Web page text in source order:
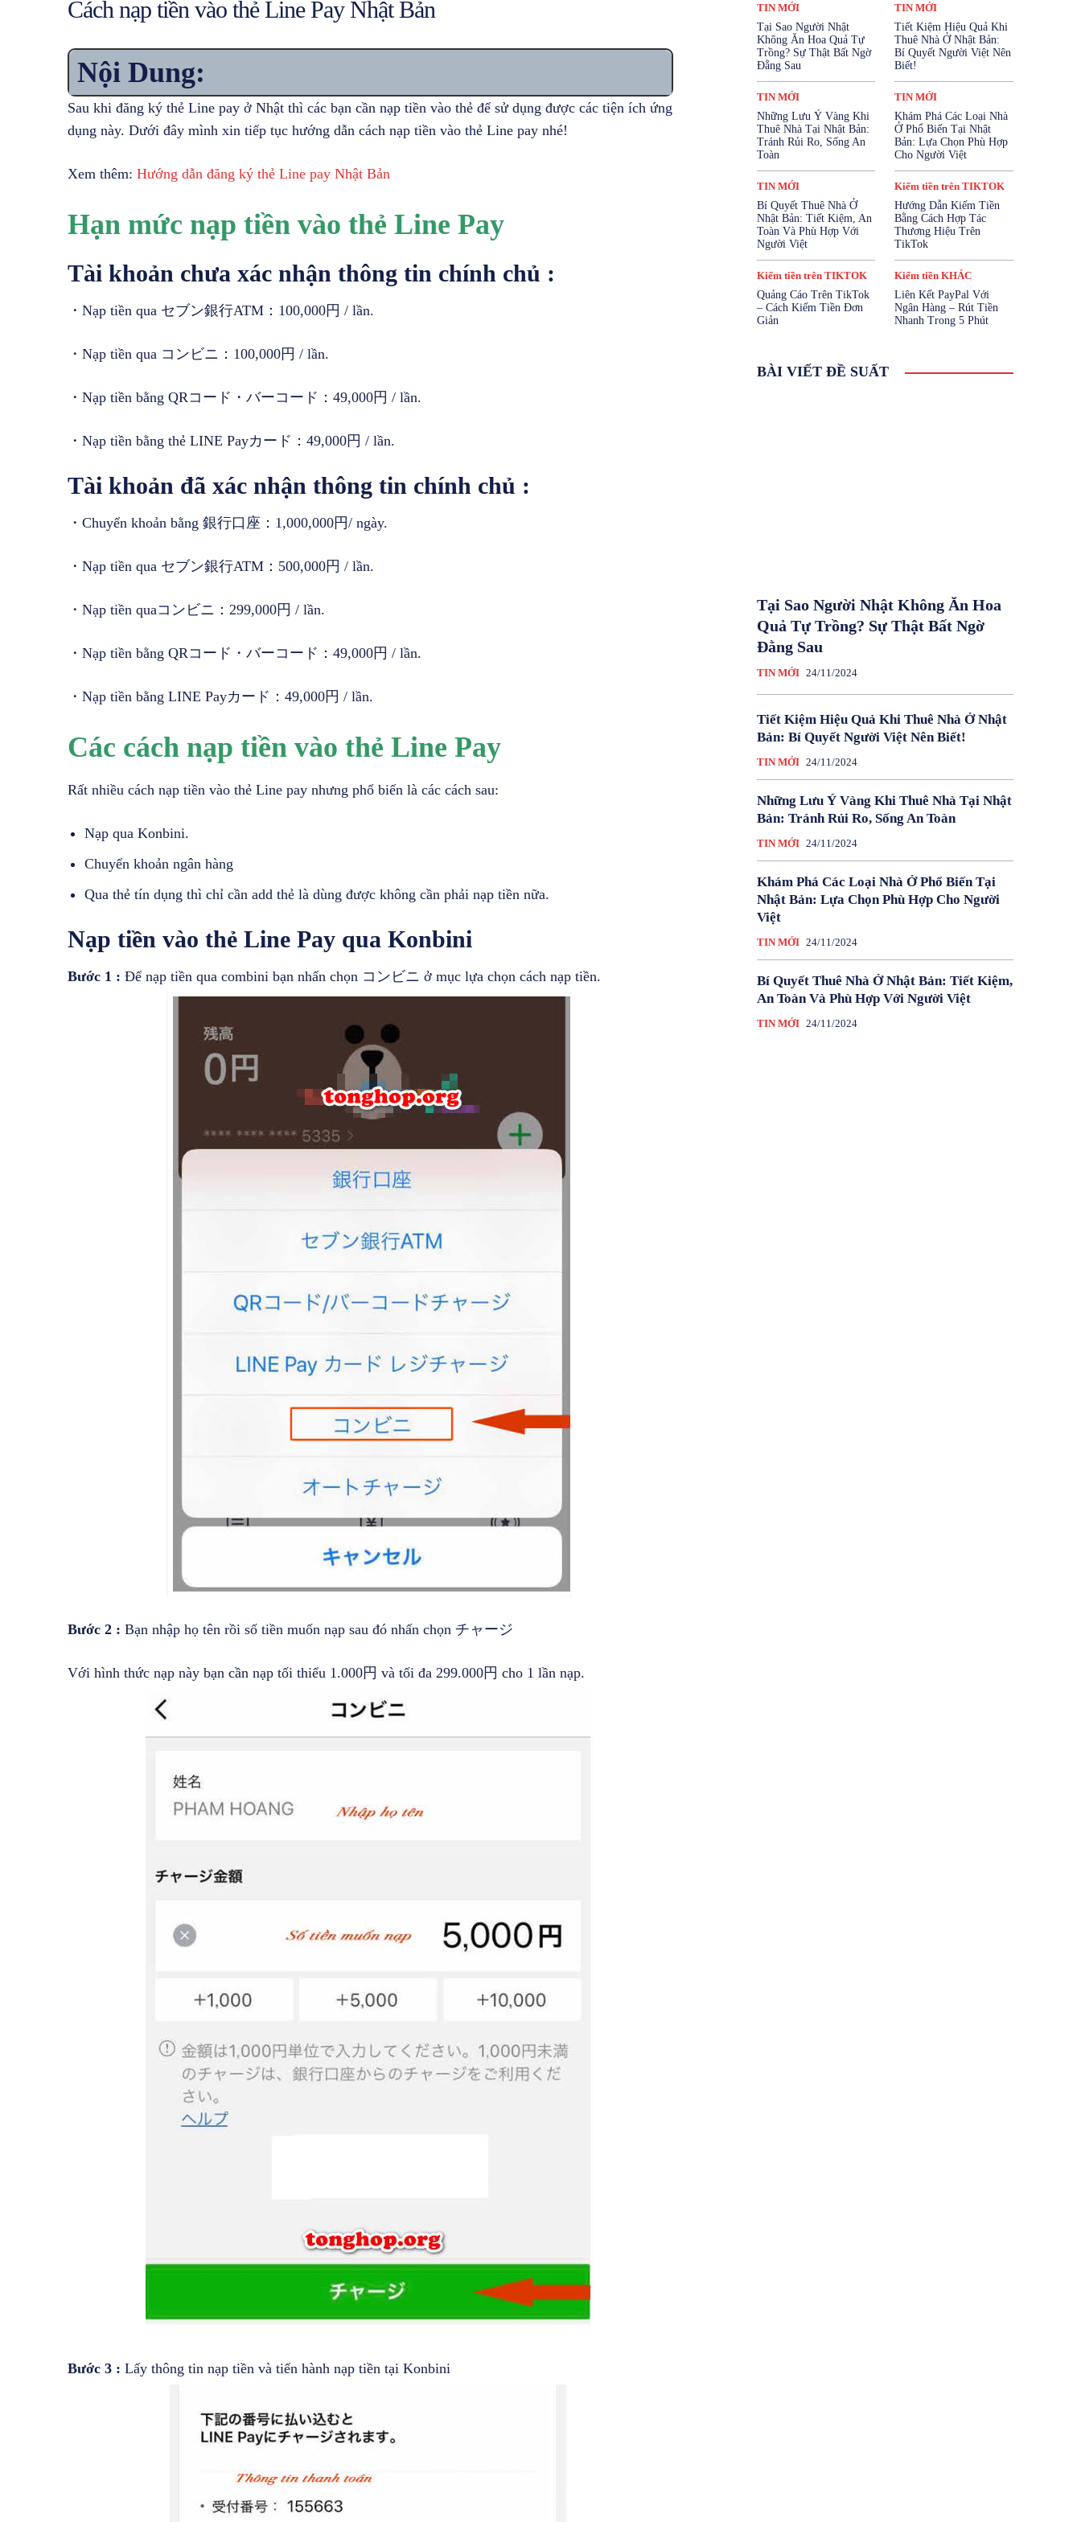
Cách nạp tiền vào thẻ Line Pay Nhật Bản
Nội Dung:
Sau khi đăng ký thẻ Line pay ở Nhật thì các bạn cần nạp tiền vào thẻ để sử dụng được các tiện ích ứng
dụng này. Dưới đây mình xin tiếp tục hướng dẫn cách nạp tiền vào thẻ Line pay nhé!
Xem thêm: Hướng dẫn đăng ký thẻ Line pay Nhật Bản
Hạn mức nạp tiền vào thẻ Line Pay
Tài khoản chưa xác nhận thông tin chính chủ :
・Nạp tiền qua セブン銀行ATM：100,000円 / lần.
・Nạp tiền qua コンビニ：100,000円 / lần.
・Nạp tiền bằng QRコード・バーコード：49,000円 / lần.
・Nạp tiền bằng thẻ LINE Payカード：49,000円 / lần.
Tài khoản đã xác nhận thông tin chính chủ :
・Chuyển khoản bằng 銀行口座：1,000,000円/ ngày.
・Nạp tiền qua セブン銀行ATM：500,000円 / lần.
・Nạp tiền quaコンビニ：299,000円 / lần.
・Nạp tiền bằng QRコード・バーコード：49,000円 / lần.
・Nạp tiền bằng LINE Payカード：49,000円 / lần.
Các cách nạp tiền vào thẻ Line Pay
Rất nhiều cách nạp tiền vào thẻ Line pay nhưng phổ biến là các cách sau:
Nạp qua Konbini.
Chuyển khoản ngân hàng
Qua thẻ tín dụng thì chỉ cần add thẻ là dùng được không cần phải nạp tiền nữa.
Nạp tiền vào thẻ Line Pay qua Konbini
Bước 1 : Để nạp tiền qua combini bạn nhấn chọn コンビニ ở mục lựa chọn cách nạp tiền.
Bước 2 : Bạn nhập họ tên rồi số tiền muốn nạp sau đó nhấn chọn チャージ
Với hình thức nạp này bạn cần nạp tối thiểu 1.000円 và tối đa 299.000円 cho 1 lần nạp.
Bước 3 : Lấy thông tin nạp tiền và tiến hành nạp tiền tại Konbini
Kiếm tiền trên FACEBOOK
Kiếm tiền trên TIKTOK
Kiếm tiền trên YOUTUBE
Mở Tài Khoản Ngân Hàng
Mua Bảo Hiểm Online
Sản Phẩm Cho Trẻ Em
Tài Chính & Bảo Hiểm
TĂNG CƯỜNG SINH LÝ
Thiết Bị Điện Tử
Thời Trang
Thực Phẩm & Đồ Uống
Vay Tiền Online
Vay Tín Chấp
Nhiều hơn
TIN MỚI
Tại Sao Người Nhật
Không Ăn Hoa Quả Tự
Trồng? Sự Thật Bất Ngờ
Đằng Sau
TIN MỚI
Tiết Kiệm Hiệu Quả Khi
Thuê Nhà Ở Nhật Bản:
Bí Quyết Người Việt Nên
Biết!
TIN MỚI
Những Lưu Ý Vàng Khi
Thuê Nhà Tại Nhật Bản:
Tránh Rủi Ro, Sống An
Toàn
TIN MỚI
Khám Phá Các Loại Nhà
Ở Phổ Biến Tại Nhật
Bản: Lựa Chọn Phù Hợp
Cho Người Việt
TIN MỚI
Bí Quyết Thuê Nhà Ở
Nhật Bản: Tiết Kiệm, An
Toàn Và Phù Hợp Với
Người Việt
Kiếm tiền trên TIKTOK
Hướng Dẫn Kiếm Tiền
Bằng Cách Hợp Tác
Thương Hiệu Trên
TikTok
Kiếm tiền trên TIKTOK
Quảng Cáo Trên TikTok
– Cách Kiếm Tiền Đơn
Giản
Kiếm tiền KHÁC
Liên Kết PayPal Với
Ngân Hàng – Rút Tiền
Nhanh Trong 5 Phút
BÀI VIẾT ĐỀ SUẤT
Tại Sao Người Nhật Không Ăn Hoa
Quả Tự Trồng? Sự Thật Bất Ngờ
Đằng Sau
TIN MỚI 24/11/2024
Tiết Kiệm Hiệu Quả Khi Thuê Nhà Ở Nhật
Bản: Bí Quyết Người Việt Nên Biết!
TIN MỚI 24/11/2024
Những Lưu Ý Vàng Khi Thuê Nhà Tại Nhật
Bản: Tránh Rủi Ro, Sống An Toàn
TIN MỚI 24/11/2024
Khám Phá Các Loại Nhà Ở Phổ Biến Tại
Nhật Bản: Lựa Chọn Phù Hợp Cho Người
Việt
TIN MỚI 24/11/2024
Bí Quyết Thuê Nhà Ở Nhật Bản: Tiết Kiệm,
An Toàn Và Phù Hợp Với Người Việt
TIN MỚI 24/11/2024